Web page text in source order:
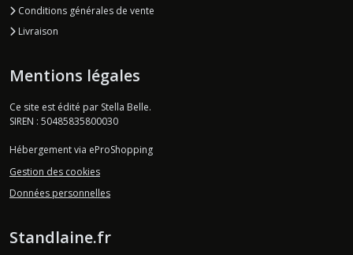
Conditions générales de vente
Livraison
Mentions légales
Ce site est édité par Stella Belle.
SIREN : 50485835800030
Hébergement via eProShopping
Gestion des cookies
Données personnelles
Standlaine.fr